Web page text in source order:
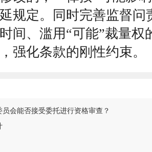
规定。同时完善监督
间、滥用“可能”裁量权
强化条款的刚性约束。
会能否接受委托进行资格审查？